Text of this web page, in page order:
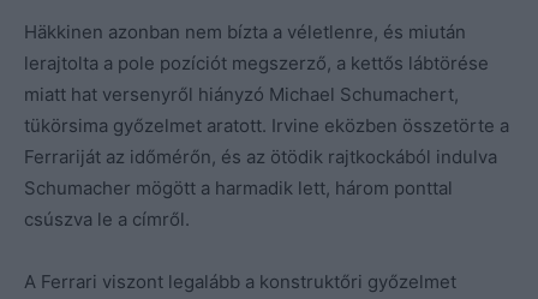
Häkkinen azonban nem bízta a véletlenre, és miután
lerajtolta a pole pozíciót megszerző, a kettős lábtörése
miatt hat versenyről hiányzó Michael Schumachert,
tükörsima győzelmet aratott. Irvine eközben összetörte a
Ferrariját az időmérőn, és az ötödik rajtkockából indulva
Schumacher mögött a harmadik lett, három ponttal
csúszva le a címről.
A Ferrari viszont legalább a konstruktőri győzelmet